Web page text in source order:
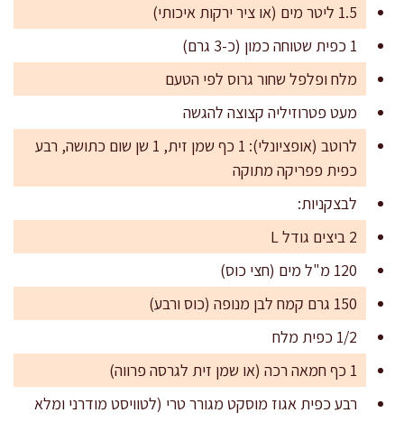
1.5 ליטר מים (או ציר ירקות איכותי)
1 כפית שטוחה כמון (כ-3 גרם)
מלח ופלפל שחור גרוס לפי הטעם
מעט פטרוזיליה קצוצה להגשה
לרוטב (אופציונלי): 1 כף שמן זית, 1 שן שום כתושה, רבע
כפית פפריקה מתוקה
לבצקניות:
2 ביצים גודל L
120 מ"ל מים (חצי כוס)
150 גרם קמח לבן מנופה (כוס ורבע)
1/2 כפית מלח
1 כף חמאה רכה (או שמן זית לגרסה פרווה)
רבע כפית אגוז מוסקט מגורר טרי (לטוויסט מודרני ומלא